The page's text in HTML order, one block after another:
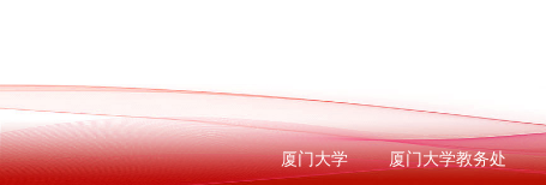
厦门大学 厦门大学教务处